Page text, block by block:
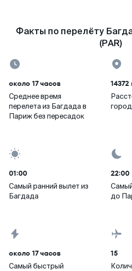
Факты по перелёту
(PAR)
около 17 часов
Среднее время
перелета из Багдада в
Париж без пересадок
14372
01:00
Самый ранний вылет из
Багдада
22:00
до
около 17 часов
Самый быстрый
15